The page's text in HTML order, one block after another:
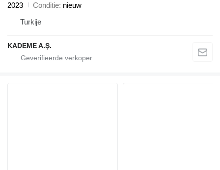
2023
Conditie nieuw
Turkije
KADEME A.Ş.